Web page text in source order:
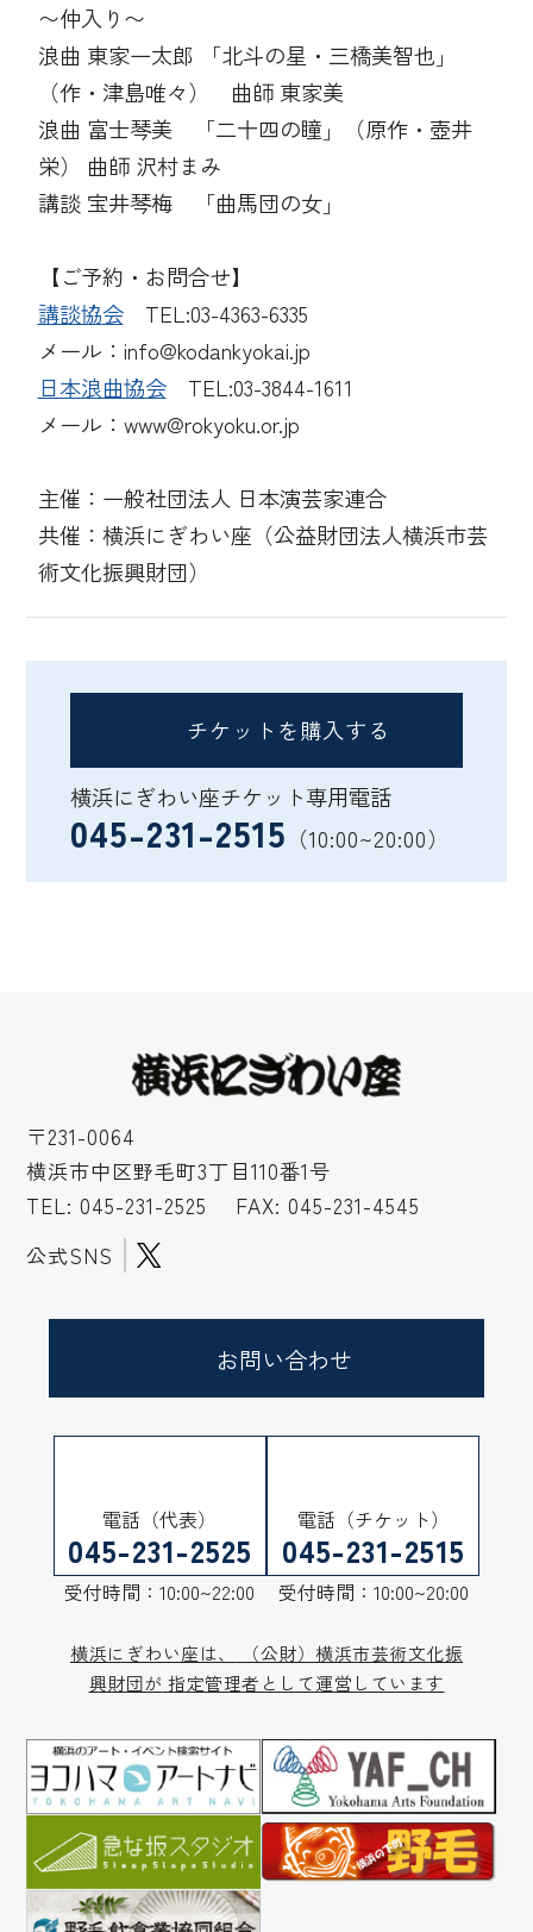
〜仲入り〜
浪曲 東家一太郎 「北斗の星・三橋美智也」
（作・津島唯々） 曲師 東家美
浪曲 富士琴美 「二十四の瞳」（原作・壺井
栄） 曲師 沢村まみ
講談 宝井琴梅 「曲馬団の女」
【ご予約・お問合せ】
講談協会TEL:03-4363-6335
メール：info@kodankyokai.jp
日本浪曲協会TEL:03-3844-1611
メール：www@rokyoku.or.jp
主催：一般社団法人 日本演芸家連合
共催：横浜にぎわい座（公益財団法人横浜市芸
術文化振興財団）
チケットを購入する
横浜にぎわい座チケット専用電話
045-231-2515 （10:00~20:00）
〒231-0064
横浜市中区野毛町3丁目110番1号
TEL: 045-231-2525
FAX: 045-231-4545
公式SNS
お問い合わせ
電話（代表）
045-231-2525
受付時間：10:00~22:00
電話（チケット）
045-231-2515
受付時間：10:00~20:00
横浜にぎわい座は、
（公財）横浜市芸術文化振
興財団が 指定管理者として運営しています